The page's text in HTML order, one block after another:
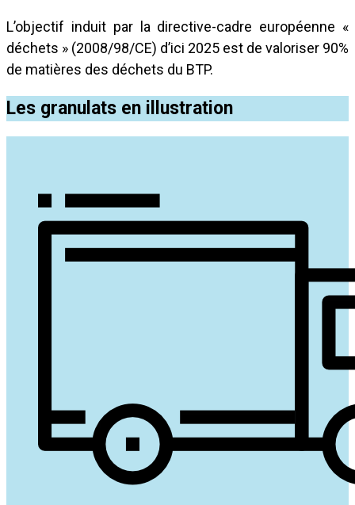
L’objectif induit par la directive-cadre européenne «
déchets » (2008/98/CE) d’ici 2025 est de valoriser 90%
de matières des déchets du BTP.
Les granulats en illustration